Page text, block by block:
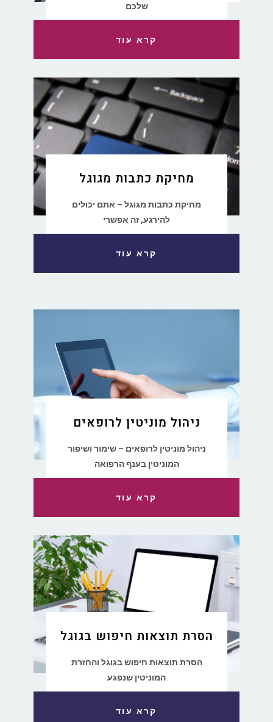
שלכם
קרא עוד
מחיקת כתבות מגוגל
מחיקת כתבות מגוגל – אתם יכולים
להירגע, זה אפשרי
קרא עוד
ניהול מוניטין לרופאים
ניהול מוניטין לרופאים – שימור ושיפור
המוניטין בענף הרפואה
קרא עוד
הסרת תוצאות חיפוש בגוגל
הסרת תוצאות חיפוש בגוגל והחזרת
המוניטין שנפגע
קרא עוד